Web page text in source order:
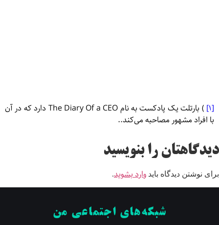
[۱]
) بارتلت یک پادکست به نام The Diary Of a CEO دارد که در آن
با افراد مشهور مصاحبه می‌کند..
دیدگاهتان را بنویسید
برای نوشتن دیدگاه باید وارد بشوید.
شبکه‌های اجتماعی من